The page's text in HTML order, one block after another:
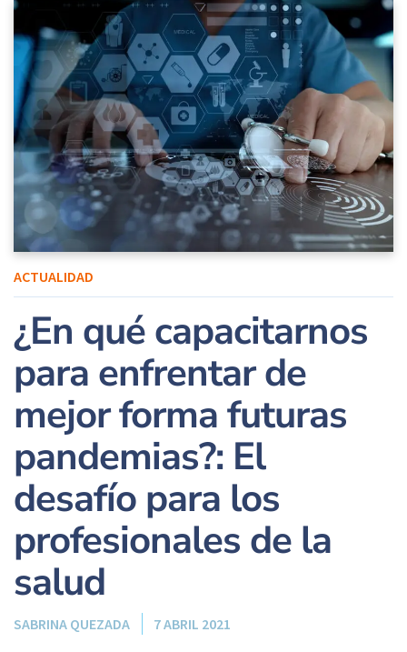
ACTUALIDAD
¿En qué capacitarnos
para enfrentar de
mejor forma futuras
pandemias?: El
desafío para los
profesionales de la
salud
SABRINA QUEZADA 7 ABRIL 2021